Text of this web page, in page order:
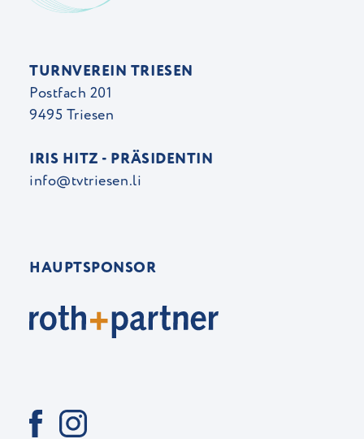
TURNVEREIN TRIESEN
Postfach 201
9495 Triesen
IRIS HITZ - PRÄSIDENTIN
info@tvtriesen.li
HAUPTSPONSOR